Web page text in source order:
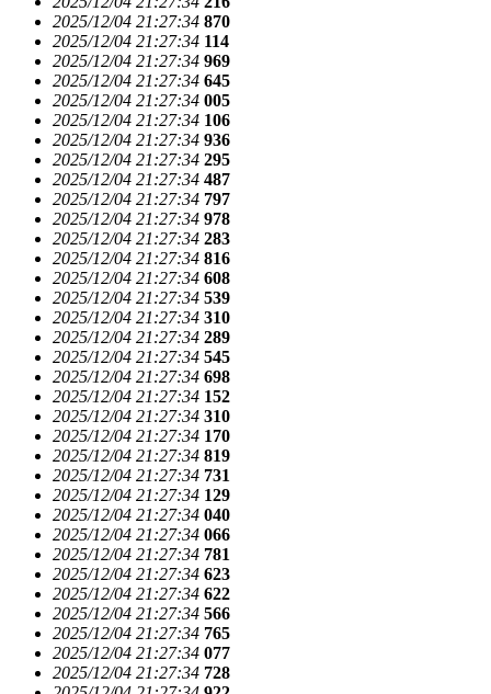
2025/12/04 21:27:34 870
2025/12/04 21:27:34 114
2025/12/04 21:27:34 969
2025/12/04 21:27:34 645
2025/12/04 21:27:34 005
2025/12/04 21:27:34 106
2025/12/04 21:27:34 936
2025/12/04 21:27:34 295
2025/12/04 21:27:34 487
2025/12/04 21:27:34 797
2025/12/04 21:27:34 978
2025/12/04 21:27:34 283
2025/12/04 21:27:34 816
2025/12/04 21:27:34 608
2025/12/04 21:27:34 539
2025/12/04 21:27:34 310
2025/12/04 21:27:34 289
2025/12/04 21:27:34 545
2025/12/04 21:27:34 698
2025/12/04 21:27:34 152
2025/12/04 21:27:34 310
2025/12/04 21:27:34 170
2025/12/04 21:27:34 819
2025/12/04 21:27:34 731
2025/12/04 21:27:34 129
2025/12/04 21:27:34 040
2025/12/04 21:27:34 066
2025/12/04 21:27:34 781
2025/12/04 21:27:34 623
2025/12/04 21:27:34 622
2025/12/04 21:27:34 566
2025/12/04 21:27:34 765
2025/12/04 21:27:34 077
2025/12/04 21:27:34 728